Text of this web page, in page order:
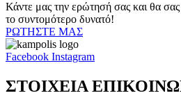
Κάντε μας την ερώτησή σας και θα
το συντομότερο δυνατό!
ΡΩΤΗΣΤΕ ΜΑΣ
Facebook Instagram
ΣΤΟΙΧΕΙΑ